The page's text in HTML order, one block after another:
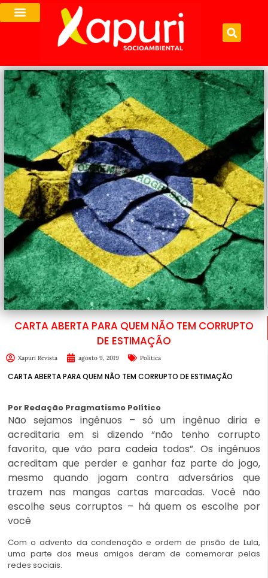
CARTA ABERTA PARA QUEM NÃO TEM CORRUPTO
DE ESTIMAÇÃO
Xapuri Revista agosto 9, 2019 Política
CARTA ABERTA PARA QUEM NÃO TEM CORRUPTO DE ESTIMAÇÃO
Por Redação Pragmatismo Político
Não sejamos ingênuos – só um ingênuo diria e
acreditaria em si dizendo “não tenho corrupto
favorito, que vão para cadeia todos”. Os ingênuos
acreditam que perder e ganhar faz parte do jogo,
mesmo quando jogam contra adversários que
trazem nas mangas cartas marcadas. Você não
escolhe seus corruptos – há quem os escolhe por
você
Com o advento da condenação e ordem de prisão de Lula,
uma parte dos meus amigos deram de comemorar pelas
redes sociais.